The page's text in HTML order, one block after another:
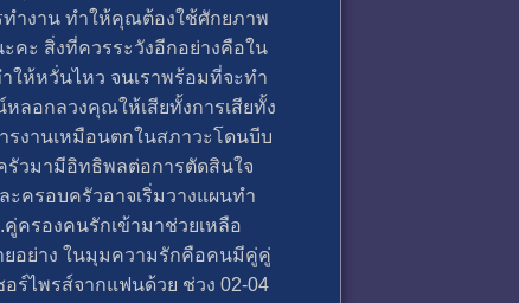
ทำงาน ทำให้คุณต้องใช้ศักยภาพ
คะ สิ่งที่ควรระวังอีกอย่างคือใน
ให้หวั่นไหว จนเราพร้อมที่จะทำ
ลอกลวงคุณให้เสียทั้งการเสียทั้ง
รงานเหมือนตกในสภาวะโดนบีบ
รัวมามีอิทธิพลต่อการตัดสินใจ
ครอบครัวอาจเริ่มวางแผนทำ
ครองคนรักเข้ามาช่วยเหลือ
ยอย่าง ในมุมความรักคือคนมีคู่คู่
ร์ไพรส์จากแฟนด้วย ช่วง 02-04